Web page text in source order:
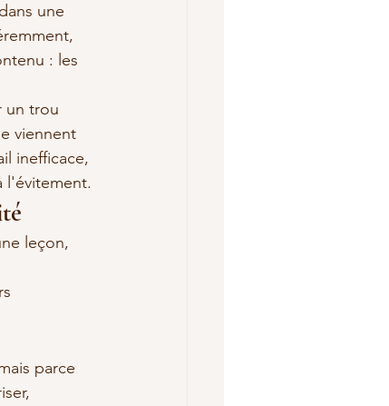
une
: les
un trou
viennent
inefficace,
l'évitement.
leçon,
parce